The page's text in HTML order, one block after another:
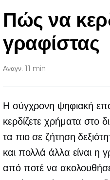
Πώς να
γραφίστας
Αναγν. 11 min
Η σύγχρονη ψηφιακή
κερδίζετε χρήματα στο
τα πιοσε ζήτηση
και πολλά άλλα είναι η
από ποτέ να